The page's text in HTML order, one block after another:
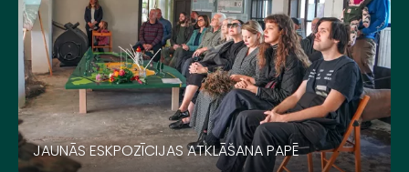
JAUNĀS ESKPOZĪCIJAS ATKLĀŠANA PAPĒ